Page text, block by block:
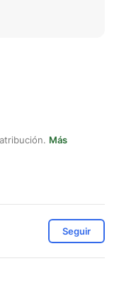
Más
Seguir